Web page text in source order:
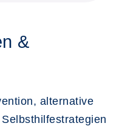
&
alternative